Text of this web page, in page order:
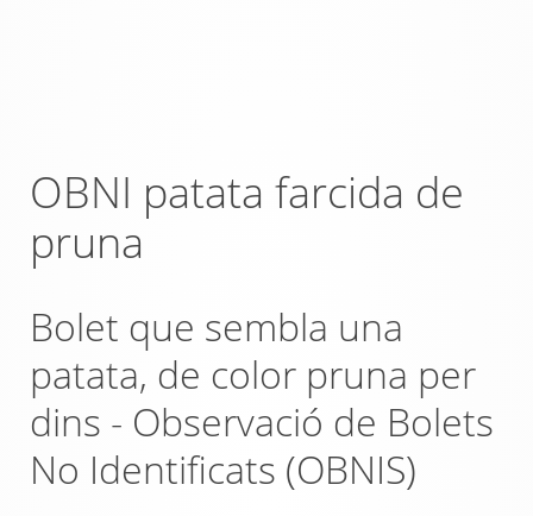
OBNI patata farcida de
pruna
Bolet que sembla una
patata, de color pruna per
dins - Observació de Bolets
No Identificats (OBNIS)